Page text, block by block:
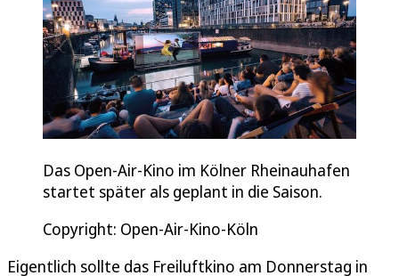
Das Open-Air-Kino im Kölner Rheinauhafen
startet später als geplant in die Saison.
Copyright: Open-Air-Kino-Köln
Eigentlich sollte das Freiluftkino am Donnerstag in